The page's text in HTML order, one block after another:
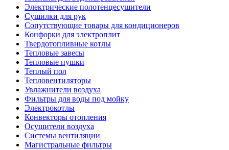
Электрические полотенцесушители
Сушилки для рук
Сопутствующие товары для кондиционеров
Конфорки для электроплит
Твердотопливные котлы
Тепловые завесы
Тепловые пушки
Теплый пол
Тепловентиляторы
Увлажнители воздуха
Фильтры для воды под мойку
Электрокотлы
Конвекторы отопления
Осушители воздуха
Системы вентиляции
Магистральные фильтры